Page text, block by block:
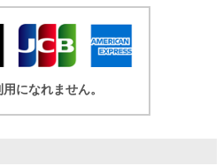
になれません。